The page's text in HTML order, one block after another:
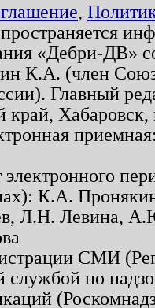
,
«Дебри-ДВ»
К.А. (член
Главный
край,
К.А.
Л.Н. Левина,
СМИ
службой по